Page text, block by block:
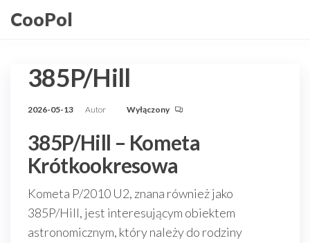
doCooPol
385P/Hill
2026-05-13 Autor Wyłączony
385P/Hill – Kometa
Krótkookresowa
Kometa P/2010 U2, znana również jako
385P/Hill, jest interesującym obiektem
astronomicznym, który należy do rodziny